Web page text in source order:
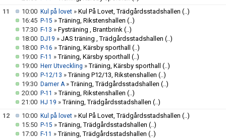
11
10:00 Kul på lovet » Kul På Lovet, Trädgårdsstadshallen (..)
16:45 P-15 »Träning, Rikstenshallen (..)
17:30 F-13 » Fysträning , Brantbrink (..)
18:00 DJ19 » JAS träning , Trädgårdsstadshallen (..)
18:00 P-16 »Träning, Kärsby sporthall (..)
19:00 F-11 »Träning, Kärsby sporthall (..)
19:00 Herr Utveckling »Träning, Kärsby sporthall (..)
19:00 P-12/13 »Träning P12/13, Rikstenshallen (..)
19:30 Damer A»Träning, Trädgårdsstadshallen (..)
20:00 P-11 »Träning, Rikstenshallen (..)
21:00 HJ 19 »Träning, Trädgårdsstadshallen (..)
12
10:00 Kul på lovet » Kul På Lovet, Trädgårdsstadshallen (..)
15:50 P-15 »Träning, Trädgårdsstadshallen (..)
17:00 F-11 »Träning, Trädgårdsstadshallen (..)